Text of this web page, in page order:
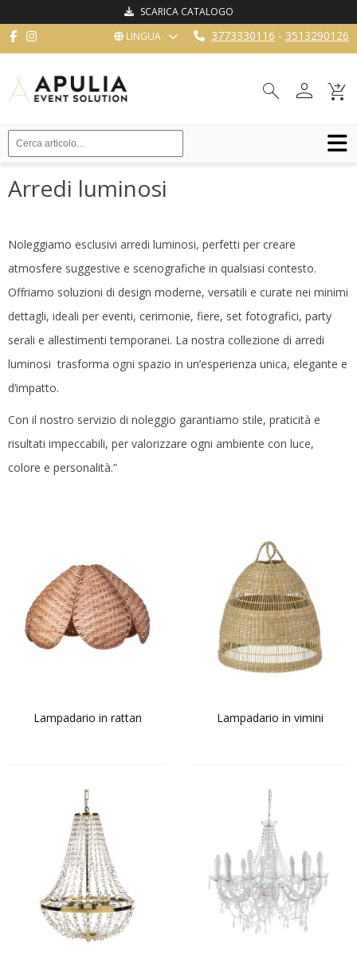
ARREDI
DA
STRUTTURE
NOVITÀ
BLOG
CONTATTACI
3773330116 - 3513290126
LINGUA
search person shopping_cart_checkout
SCARICA CATALOGO
Arredi luminosi
Noleggiamo esclusivi arredi luminosi, perfetti per creare
atmosfere suggestive e scenografiche in qualsiasi contesto.
Offriamo soluzioni di design moderne, versatili e curate nei minimi
dettagli, ideali per eventi, cerimonie, fiere, set fotografici, party
serali e allestimenti temporanei. La nostra collezione di arredi
luminosi trasforma ogni spazio in un’esperienza unica, elegante e
d’impatto.
Con il nostro servizio di noleggio garantiamo stile, praticità e
risultati impeccabili, per valorizzare ogni ambiente con luce,
colore e personalità.”
Lampadario in rattan Lampadario in vimini